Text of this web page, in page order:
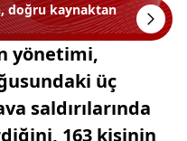
doğru kaynaktan
yönetimi,
üç
saldırılarında
163 kişinin